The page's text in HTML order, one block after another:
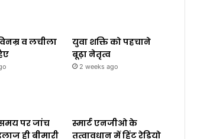
व लचीला
युवा शक्ति को पहचाने
बूढ़ा नेतृत्व
2 weeks ago
पर जांच
ही बीमारी
स्मार्ट एनजीओ के
तत्वावधान में हिंट रेडियो